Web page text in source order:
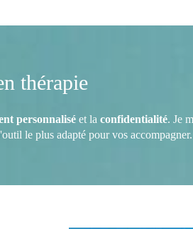
thérapie
personnaliséet la confidentialité. Je
le plus adapté pour vos accompagner.